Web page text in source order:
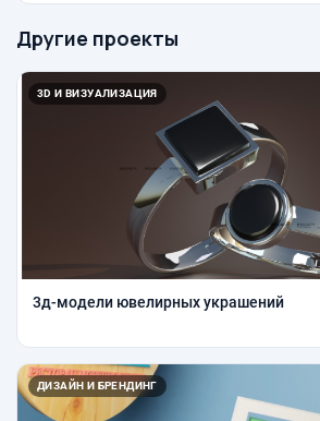
Другие проекты
3D И ВИЗУАЛИЗАЦИЯ
3д-модели ювелирных украшений
ДИЗАЙН И БРЕНДИНГ